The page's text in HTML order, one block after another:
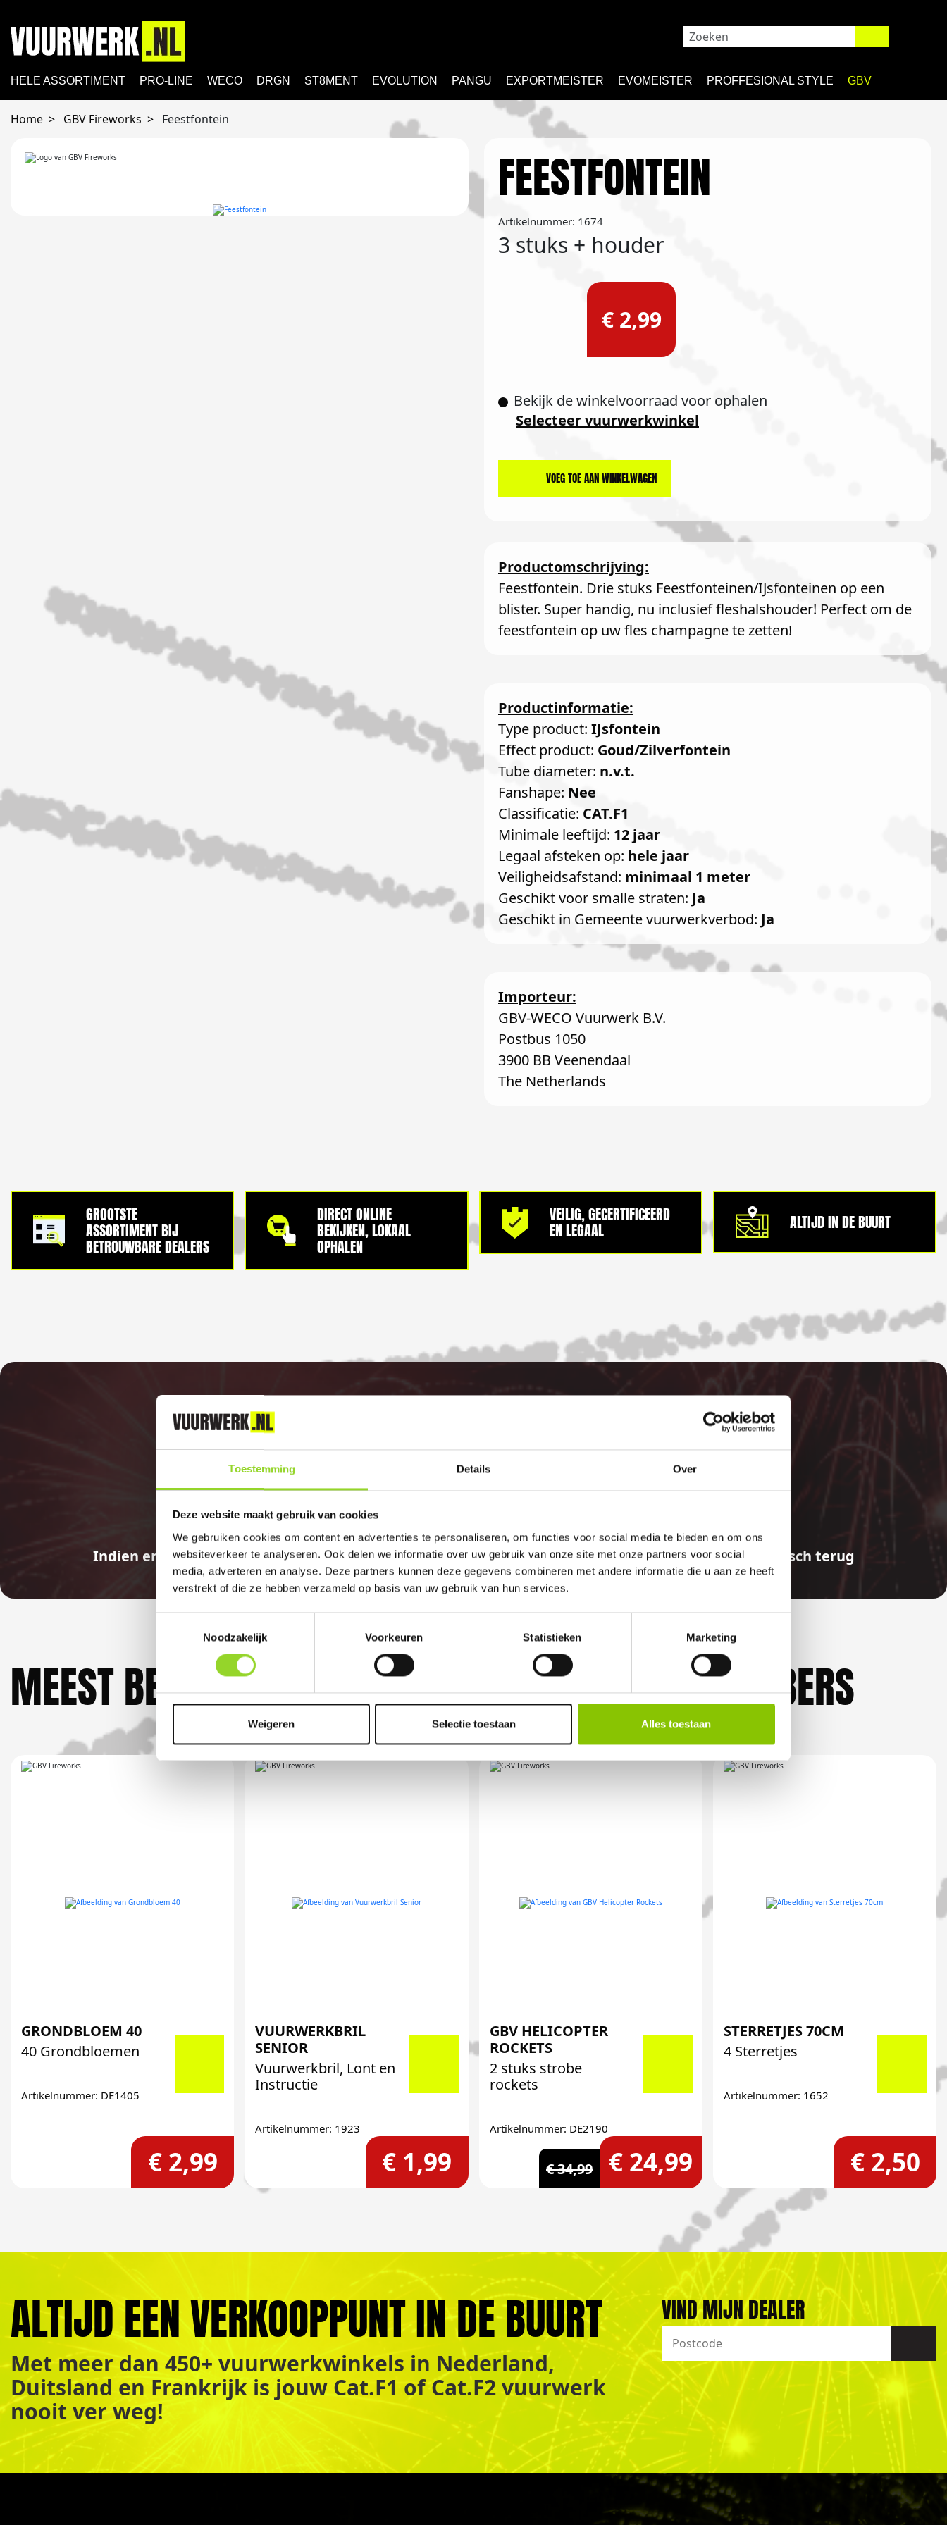
Toestemming Details Over
Deze website maakt gebruik van cookies
We gebruiken cookies om content en advertenties te personaliseren, om functies voor social media te bieden en om ons
websiteverkeer te analyseren. Ook delen we informatie over uw gebruik van onze site met onze partners voor social
media, adverteren en analyse. Deze partners kunnen deze gegevens combineren met andere informatie die u aan ze heeft
verstrekt of die ze hebben verzameld op basis van uw gebruik van hun services.
Noodzakelijk
Voorkeuren Statistieken Marketing
Weigeren Selectie toestaan Alles toestaan
HELE ASSORTIMENT PRO-LINE WECO DRGN ST8MENT EVOLUTION PANGU EXPORTMEISTER EVOMEISTER PROFFESIONAL STYLE GBV
Home GBV Fireworks Feestfontein
FEESTFONTEIN
Artikelnummer: 1674
3 stuks + houder
€ 2,99
Bekijk de winkelvoorraad voor ophalen
Selecteer vuurwerkwinkel
VOEG TOE AAN WINKELWAGEN
Productomschrijving:
Feestfontein. Drie stuks Feestfonteinen/IJsfonteinen op een
blister. Super handig, nu inclusief fleshalshouder! Perfect om de
feestfontein op uw fles champagne te zetten!
Productinformatie:
Type product: IJsfontein
Effect product: Goud/Zilverfontein
Tube diameter: n.v.t.
Fanshape: Nee
Classificatie: CAT.F1
Minimale leeftijd: 12 jaar
Legaal afsteken op: hele jaar
Veiligheidsafstand: minimaal 1 meter
Geschikt voor smalle straten: Ja
Geschikt in Gemeente vuurwerkverbod: Ja
Importeur:
GBV-WECO Vuurwerk B.V.
Postbus 1050
3900 BB Veenendaal
The Netherlands
GROOTSTE
ASSORTIMENT BIJ
BETROUWBARE DEALERS
DIRECT ONLINE
BEKIJKEN, LOKAAL
OPHALEN
VEILIG, GECERTIFICEERD
EN LEGAAL ALTIJD IN DE BUURT
100%
GELD TERUG GARANTIE
Indien er in 2026 weer een landelijk vuurwerkverbod is, storten wij de betaalde bedragen automatisch terug
MEEST BEKEKEN DOOR ANDERE VUURWERKLIEFHEBBERS
GRONDBLOEM 40
40 Grondbloemen
Artikelnummer: DE1405
€ 2,99
VUURWERKBRIL
SENIOR
Vuurwerkbril, Lont en
Instructie
Artikelnummer: 1923
€ 1,99
GBV HELICOPTER
ROCKETS
2 stuks strobe
rockets
Artikelnummer: DE2190
€ 34,99 € 24,99
STERRETJES 70CM
4 Sterretjes
Artikelnummer: 1652
€ 2,50
ALTIJD EEN VERKOOPPUNT IN DE BUURT
Met meer dan 450+ vuurwerkwinkels in Nederland,
Duitsland en Frankrijk is jouw Cat.F1 of Cat.F2 vuurwerk
nooit ver weg!
VIND MIJN DEALER